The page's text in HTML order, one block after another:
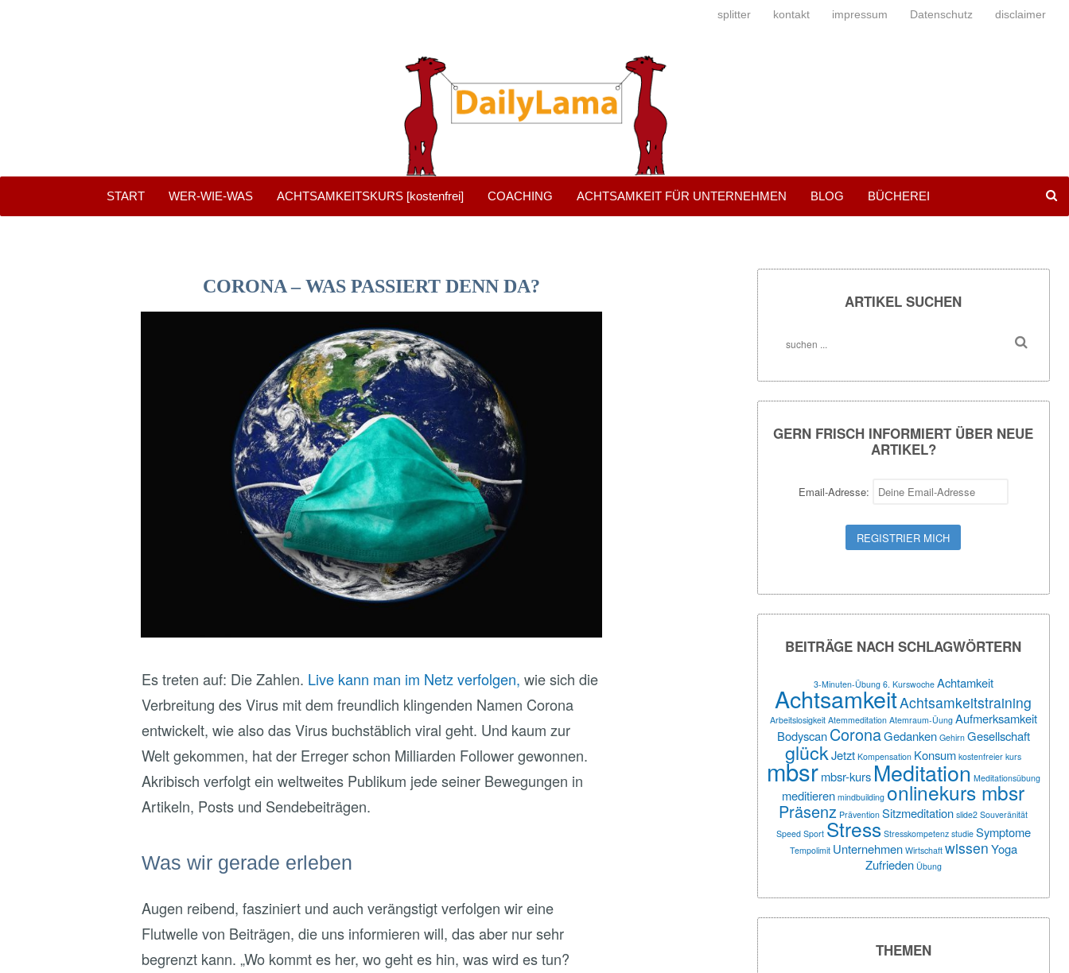
splitter kontakt impressum Datenschutz disclaimer
START WER-WIE-WAS ACHTSAMKEITSKURS [kostenfrei] COACHING ACHTSAMKEIT FÜR UNTERNEHMEN BLOG BÜCHEREI
CORONA – WAS PASSIERT DENN DA?
Es treten auf: Die Zahlen. Live kann man im Netz verfolgen, wie sich die
Verbreitung des Virus mit dem freundlich klingenden Namen Corona
entwickelt, wie also das Virus buchstäblich viral geht. Und kaum zur
Welt gekommen, hat der Erreger schon Milliarden Follower gewonnen.
Akribisch verfolgt ein weltweites Publikum jede seiner Bewegungen in
Artikeln, Posts und Sendebeiträgen.
Was wir gerade erleben
Augen reibend, fasziniert und auch verängstigt verfolgen wir eine
Flutwelle von Beiträgen, die uns informieren will, das aber nur sehr
begrenzt kann. „Wo kommt es her, wo geht es hin, was wird es tun?
ARTIKEL SUCHEN
GERN FRISCH INFORMIERT ÜBER NEUE
ARTIKEL?
Email-Adresse:
BEITRÄGE NACH SCHLAGWÖRTERN
3-Minuten-Übung 6. Kurswoche Achtamkeit
AchtsamkeitAchtsamkeitstraining
Arbeitslosigkeit Atemmeditation Atemraum-Üung Aufmerksamkeit
BodyscanCoronaGedanken Gehirn Gesellschaft
glückJetzt Kompensation Konsum kostenfreier kurs
mbsrmbsr-kurs Meditation Meditationsübung
meditieren mindbuilding onlinekurs mbsr
Präsenz Prävention Sitzmeditation slide2 Souveränität
Speed Sport Stress Stresskompetenz studie Symptome
Tempolimit Unternehmen Wirtschaft wissenYoga
Zufrieden Übung
THEMEN